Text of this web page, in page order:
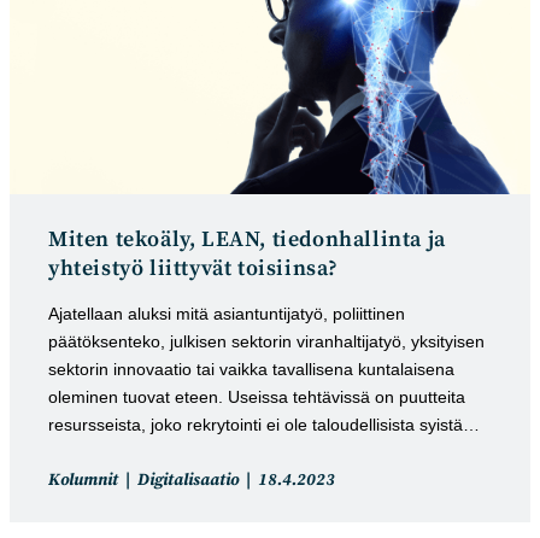
Miten tekoäly, LEAN, tiedonhallinta ja
yhteistyö liittyvät toisiinsa?
Ajatellaan aluksi mitä asiantuntijatyö, poliittinen
päätöksenteko, julkisen sektorin viranhaltijatyö, yksityisen
sektorin innovaatio tai vaikka tavallisena kuntalaisena
oleminen tuovat eteen. Useissa tehtävissä on puutteita
resursseista, joko rekrytointi ei ole taloudellisista syistä…
Artikkelin
Kolumnit Digitalisaatio
Artikkeli
18.4.2023